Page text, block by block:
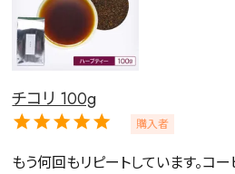
チコリ 100g
購入者
もう何回もリピートしています。コ